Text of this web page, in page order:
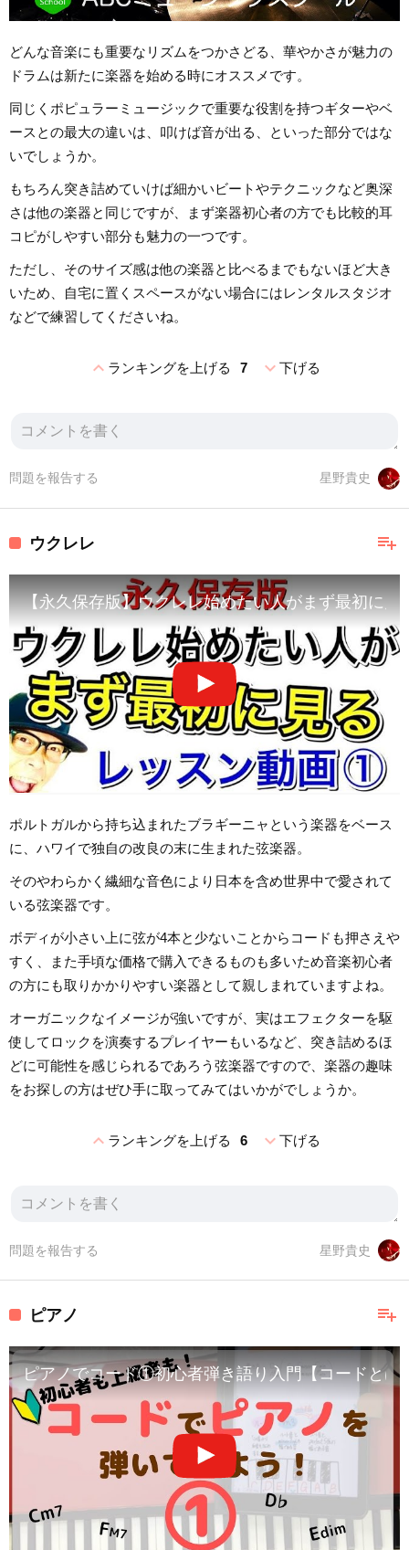
どんな音楽にも重要なリズムをつかさどる、華やかさが魅力の
ドラムは新たに楽器を始める時にオススメです。
同じくポピュラーミュージックで重要な役割を持つギターやベ
ースとの最大の違いは、叩けば音が出る、といった部分ではな
いでしょうか。
もちろん突き詰めていけば細かいビートやテクニックなど奥深
さは他の楽器と同じですが、まず楽器初心者の方でも比較的耳
コピがしやすい部分も魅力の一つです。
ただし、そのサイズ感は他の楽器と比べるまでもないほど大き
いため、自宅に置くスペースがない場合にはレンタルスタジオ
などで練習してくださいね。
expand_lessランキングを上げる 7 expand_more下げる
星野貴史
問題を報告する
playlist_add
ウクレレ
【永久保存版】ウクレレ始めたい人がまず最初に
ポルトガルから持ち込まれたブラギーニャという楽器をベース
に、ハワイで独自の改良の末に生まれた弦楽器。
そのやわらかく繊細な音色により日本を含め世界中で愛されて
いる弦楽器です。
ボディが小さい上に弦が4本と少ないことからコードも押さえや
すく、また手頃な価格で購入できるものも多いため音楽初心者
の方にも取りかかりやすい楽器として親しまれていますよね。
オーガニックなイメージが強いですが、実はエフェクターを駆
使してロックを演奏するプレイヤーもいるなど、突き詰めるほ
どに可能性を感じられるであろう弦楽器ですので、楽器の趣味
をお探しの方はぜひ手に取ってみてはいかがでしょうか。
expand_lessランキングを上げる 6 expand_more下げる
星野貴史
問題を報告する
playlist_add
ピアノ
ピアノでコード①初心者弾き語り入門【コードとは